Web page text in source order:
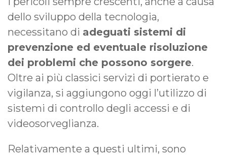
dello sviluppo della tecnologia,
necessitano di adeguati sistemi di
prevenzione ed eventuale risoluzione
dei problemi che possono sorgere.
Oltre ai più classici servizi di portierato e
vigilanza, si aggiungono oggi l’utilizzo di
sistemi di controllo degli accessi e di
videosorveglianza.
Relativamente a questi ultimi, sono